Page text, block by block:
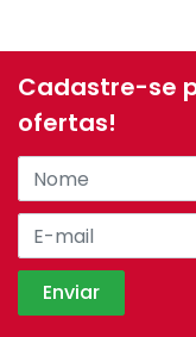
Cadastre-se
ofertas!